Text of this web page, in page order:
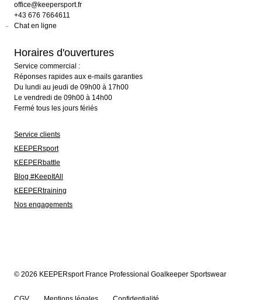
office@keepersport.fr
+43 676 7664611
Chat en ligne
Horaires d'ouvertures
Service commercial :
Réponses rapides aux e-mails garanties
Du lundi au jeudi de 09h00 à 17h00
Le vendredi de 09h00 à 14h00
Fermé tous les jours fériés
Service clients
KEEPERsport
KEEPERbattle
Blog #KeepItAll
KEEPERtraining
Nos engagements
© 2026 KEEPERsport France Professional Goalkeeper Sportswear